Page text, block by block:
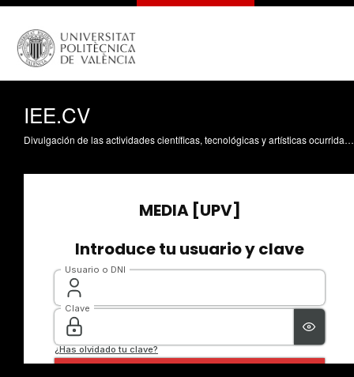
IEE.CV
Divulgación de las actividades científicas, tecnológicas y artísticas ocurridas en los tres campus de la UPV